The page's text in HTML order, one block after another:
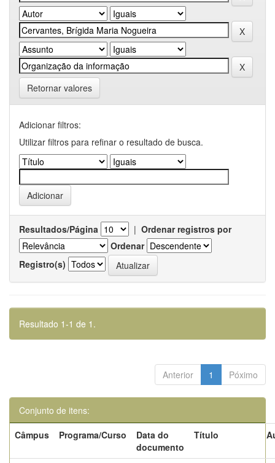
Retornar valores
Adicionar filtros:
Utilizar filtros para refinar o resultado de busca.
Resultados/Página | Ordenar registros por
Ordenar
Registro(s)
Resultado 1-1 de 1.
Anterior 1 Póximo
Conjunto de itens:
Câmpus
Programa/Curso
Data do
documento
Título